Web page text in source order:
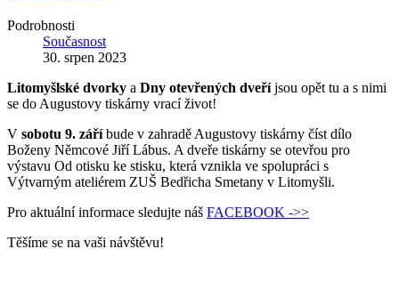
Podrobnosti
Současnost
30. srpen 2023
Litomyšlské dvorky a Dny otevřených dveříjsou opět tu a s nimi
se do Augustovy tiskárny vrací život!
V sobotu 9. záříbude v zahradě Augustovy tiskárny číst dílo
Boženy Němcové Jiří Lábus. A dveře tiskárny se otevřou pro
výstavu Od otisku ke stisku, která vznikla ve spolupráci s
Výtvarným ateliérem ZUŠ Bedřicha Smetany v Litomyšli.
Pro aktuální informace sledujte náš FACEBOOK ->>
Těšíme se na vaši návštěvu!